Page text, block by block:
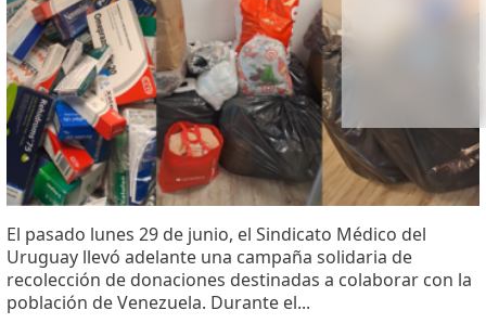
El pasado lunes 29 de junio, el Sindicato Médico del
Uruguay llevó adelante una campaña solidaria de
recolección de donaciones destinadas a colaborar con la
población de Venezuela. Durante el...